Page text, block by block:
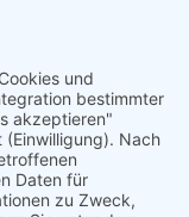
Impressum